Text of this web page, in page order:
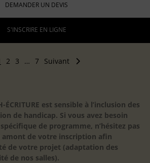
DEMANDER UN DEVIS
S'INSCRIRE EN LIGNE
2 3 … 7 Suivant
ÉCRITURE est sensible à l’inclusion des
de handicap. Si vous avez besoin
de programme, n’hésitez pas
amont de votre inscription afin
de votre projet (adaptation des
de nos salles).